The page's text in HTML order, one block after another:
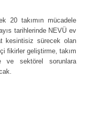
20 takımın mücadele
tarihlerinde NEVÜ ev
kesintisiz sürecek olan
fikirler geliştirme, takım
ve sektörel sorunlara